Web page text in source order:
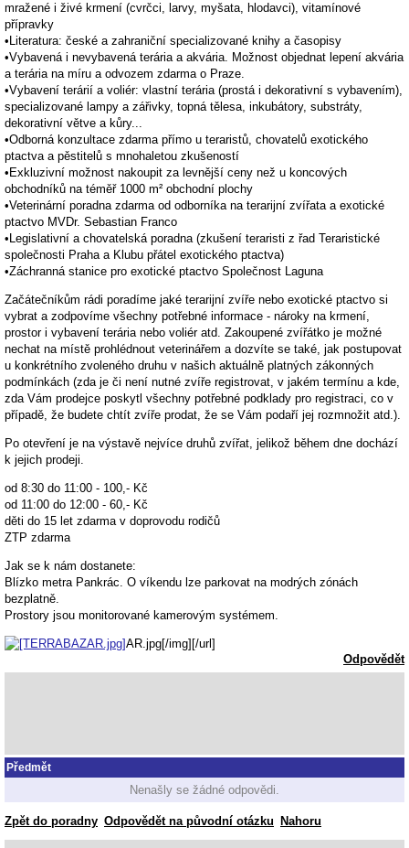
mražené i živé krmení (cvrčci, larvy, myšata, hlodavci), vitamínové
přípravky
•Literatura: české a zahraniční specializované knihy a časopisy
•Vybavená i nevybavená terária a akvária. Možnost objednat lepení akvária
a terária na míru a odvozem zdarma o Praze.
•Vybavení terárií a voliér: vlastní terária (prostá i dekorativní s vybavením),
specializované lampy a zářivky, topná tělesa, inkubátory, substráty,
dekorativní větve a kůry...
•Odborná konzultace zdarma přímo u teraristů, chovatelů exotického
ptactva a pěstitelů s mnohaletou zkušeností
•Exkluzivní možnost nakoupit za levnější ceny než u koncových
obchodníků na téměř 1000 m² obchodní plochy
•Veterinární poradna zdarma od odborníka na terarijní zvířata a exotické
ptactvo MVDr. Sebastian Franco
•Legislativní a chovatelská poradna (zkušení teraristi z řad Teraristické
společnosti Praha a Klubu přátel exotického ptactva)
•Záchranná stanice pro exotické ptactvo Společnost Laguna
Začátečníkům rádi poradíme jaké terarijní zvíře nebo exotické ptactvo si
vybrat a zodpovíme všechny potřebné informace - nároky na krmení,
prostor i vybavení terária nebo voliér atd. Zakoupené zvířátko je možné
nechat na místě prohlédnout veterinářem a dozvíte se také, jak postupovat
u konkrétního zvoleného druhu v našich aktuálně platných zákonných
podmínkách (zda je či není nutné zvíře registrovat, v jakém termínu a kde,
zda Vám prodejce poskytl všechny potřebné podklady pro registraci, co v
případě, že budete chtít zvíře prodat, že se Vám podaří jej rozmnožit atd.).
Po otevření je na výstavě nejvíce druhů zvířat, jelikož během dne dochází
k jejich prodeji.
od 8:30 do 11:00 - 100,- Kč
od 11:00 do 12:00 - 60,- Kč
děti do 15 let zdarma v doprovodu rodičů
ZTP zdarma
Jak se k nám dostanete:
Blízko metra Pankrác. O víkendu lze parkovat na modrých zónách
bezplatně.
Prostory jsou monitorované kamerovým systémem.
AR.jpg[/img][/url]
Odpovědět
Předmět
Nenašly se žádné odpovědi.
Zpět do poradny Odpovědět na původní otázku Nahoru